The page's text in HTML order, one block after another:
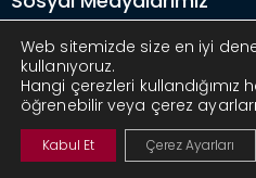
Ünlüboya© 2025. Tüm hakları
Mavipiksel
Web sitemizde size en iyi
kullanıyoruz.
Hangi çerezleri kullandığımız
öğrenebilir veya çerez
Kabul Et Çerez Ayarları